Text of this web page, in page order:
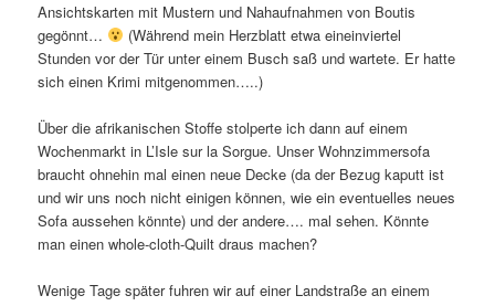
Ansichtskarten mit Mustern und Nahaufnahmen von Boutis
gegönnt…
(Während mein Herzblatt etwa eineinviertel
Stunden vor der Tür unter einem Busch saß und wartete. Er hatte
sich einen Krimi mitgenommen…..)
Über die afrikanischen Stoffe stolperte ich dann auf einem
Wochenmarkt in L’Isle sur la Sorgue. Unser Wohnzimmersofa
braucht ohnehin mal einen neue Decke (da der Bezug kaputt ist
und wir uns noch nicht einigen können, wie ein eventuelles neues
Sofa aussehen könnte) und der andere…. mal sehen. Könnte
man einen whole-cloth-Quilt draus machen?
Wenige Tage später fuhren wir auf einer Landstraße an einem